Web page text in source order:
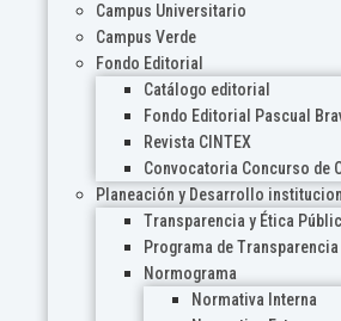
Campus Universitario
Campus Verde
Fondo Editorial
Catálogo editorial
Fondo Editorial Pascual
Revista CINTEX
Convocatoria Concurso de
Planeación y Desarrollo
Transparencia y Ética
Programa de
Normograma
Normativa Interna